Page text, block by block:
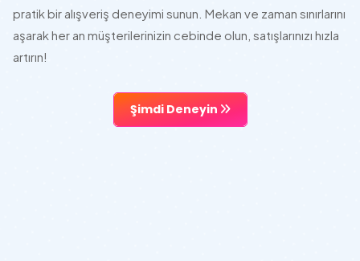
pratik bir alışveriş deneyimi sunun. Mekan ve zaman sınırlarını
aşarak her an müşterilerinizin cebinde olun, satışlarınızı hızla
artırın!
Şimdi Deneyin